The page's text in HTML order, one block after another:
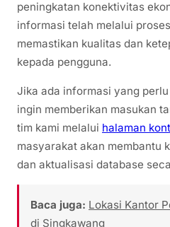
peningkatan konektivitas
informasi telah melalui
memastikan kualitas dan
kepada pengguna.
Jika ada informasi yang
ingin memberikan masukan
tim kami melalui halaman
masyarakat akan membantu
dan aktualisasi database
Baca juga: Lokasi Kantor
di Singkawang